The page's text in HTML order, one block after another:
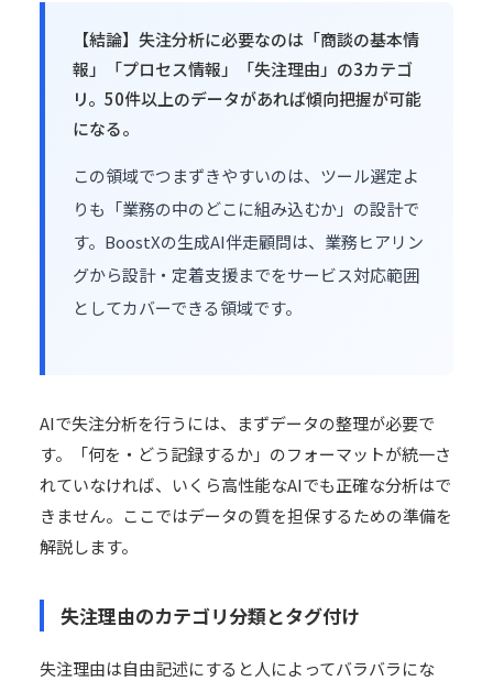
【結論】失注分析に必要なのは「商談の基本情
報」「プロセス情報」「失注理由」の3カテゴ
リ。50件以上のデータがあれば傾向把握が可能
になる。
この領域でつまずきやすいのは、ツール選定よ
りも「業務の中のどこに組み込むか」の設計で
す。BoostXの生成AI伴走顧問は、業務ヒアリン
グから設計・定着支援までをサービス対応範囲
としてカバーできる領域です。
AIで失注分析を行うには、まずデータの整理が必要で
す。「何を・どう記録するか」のフォーマットが統一さ
れていなければ、いくら高性能なAIでも正確な分析はで
きません。ここではデータの質を担保するための準備を
解説します。
失注理由のカテゴリ分類とタグ付け
失注理由は自由記述にすると人によってバラバラにな